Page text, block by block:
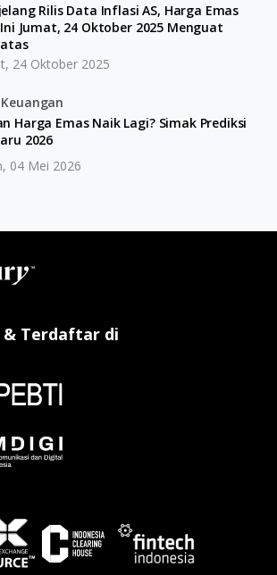
Rilis Data Inflasi AS, Harga Emas
Jumat, 24 Oktober 2025 Menguat
24 Oktober 2025
Harga Emas Naik Lagi? Simak Prediksi
2026
04 Mei 2026
& Terdaftar di